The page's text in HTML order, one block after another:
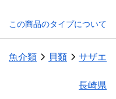
この商品のタイプについて
魚介類 貝類 サザエ
長崎県